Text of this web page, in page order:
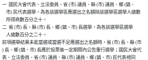
一  國民大會代表、立法委員、省 (市) 議員、縣 (市) 議員、鄉 (鎮、
    市) 民代表選舉，為各該選舉區應選出之名額除該選舉區選舉人總數
    所得商數百分之十。
二  省 (市) 長、縣 (市) 長、鄉 (鎮、市) 長選舉，為各該選舉區選舉
    人總數百分之二十。
前項選舉結果未能當選或當選不足應選出之名額時，省 (市) 長、縣 (市
) 長、鄉 (鎮、市) 長應於投票後一定期間內公告重行選舉；國民大會代
表、立法委員、省 (市) 議員、縣 (市) 議員、鄉 (鎮、市) 民代表視同